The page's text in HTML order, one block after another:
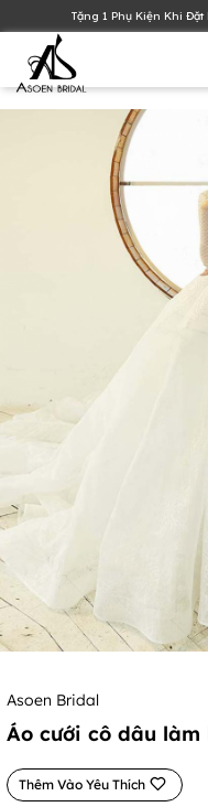
Tặng 1 Phụ Kiện Khi
Asoen Bridal
Áo cưới cô dâu
Thêm Vào Yêu Thích